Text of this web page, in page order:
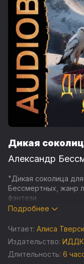
Дикая
Александр
"Дикая соколица
Бессмертных, жанр
фэнтези.
не имели права на
охоте – и та
страстная, дикая,
на земли империи
Подробнее
Читает: Алиса
Издательство: ИДДК
Длительность: 6